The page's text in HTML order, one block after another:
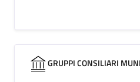
GRUPPI CONSILIARI